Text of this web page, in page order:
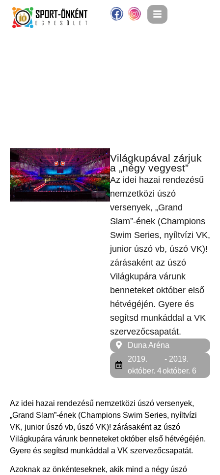
Világkupával zárjuk
a „négy vegyest”
Az idei hazai rendezésű
nemzetközi úszó
versenyek, „Grand
Slam”-ének (Champions
Swim Series, nyíltvízi VK,
junior úszó vb, úszó VK)!
zárásaként az úszó
Világkupára várunk
benneteket október első
hétvégéjén. Gyere és
segítsd munkáddal a VK
szervezőcsapatát.
Duna Aréna
2019.
október. 4
- 2019.
október. 6
Az idei hazai rendezésű nemzetközi úszó versenyek,
„Grand Slam”-ének (Champions Swim Series, nyíltvízi
VK, junior úszó vb, úszó VK)! zárásaként az úszó
Világkupára várunk benneteket október első hétvégéjén.
Gyere és segítsd munkáddal a VK szervezőcsapatát.
Azoknak az önkénteseknek, akik mind a négy úszó